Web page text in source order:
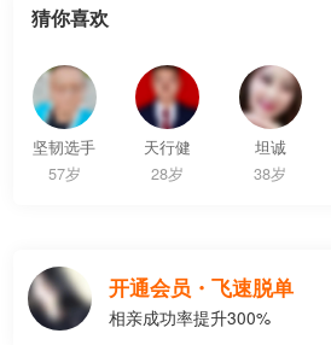
猜你喜欢
坚韧选手
57岁
天行健
28岁
坦诚
38岁
开通会员・飞速脱单
相亲成功率提升300%